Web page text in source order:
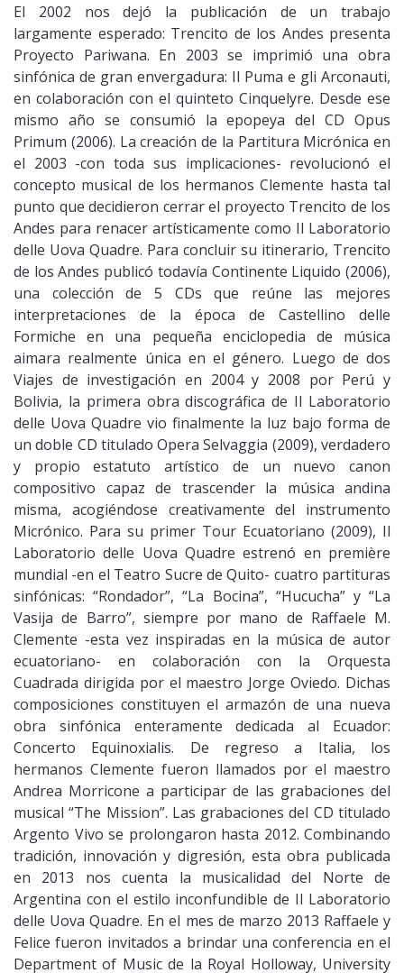
El 2002 nos dejó la publicación de un trabajo
largamente esperado: Trencito de los Andes presenta
Proyecto Pariwana. En 2003 se imprimió una obra
sinfónica de gran envergadura: Il Puma e gli Arconauti,
en colaboración con el quinteto Cinquelyre. Desde ese
mismo año se consumió la epopeya del CD Opus
Primum (2006). La creación de la Partitura Micrónica en
el 2003 -con toda sus implicaciones- revolucionó el
concepto musical de los hermanos Clemente hasta tal
punto que decidieron cerrar el proyecto Trencito de los
Andes para renacer artísticamente como Il Laboratorio
delle Uova Quadre. Para concluir su itinerario, Trencito
de los Andes publicó todavía Continente Liquido (2006),
una colección de 5 CDs que reúne las mejores
interpretaciones de la época de Castellino delle
Formiche en una pequeña enciclopedia de música
aimara realmente única en el género. Luego de dos
Viajes de investigación en 2004 y 2008 por Perú y
Bolivia, la primera obra discográfica de Il Laboratorio
delle Uova Quadre vio finalmente la luz bajo forma de
un doble CD titulado Opera Selvaggia (2009), verdadero
y propio estatuto artístico de un nuevo canon
compositivo capaz de trascender la música andina
misma, acogiéndose creativamente del instrumento
Micrónico. Para su primer Tour Ecuatoriano (2009), Il
Laboratorio delle Uova Quadre estrenó en première
mundial -en el Teatro Sucre de Quito- cuatro partituras
sinfónicas: “Rondador”, “La Bocina”, “Hucucha” y “La
Vasija de Barro”, siempre por mano de Raffaele M.
Clemente -esta vez inspiradas en la música de autor
ecuatoriano- en colaboración con la Orquesta
Cuadrada dirigida por el maestro Jorge Oviedo. Dichas
composiciones constituyen el armazón de una nueva
obra sinfónica enteramente dedicada al Ecuador:
Concerto Equinoxialis. De regreso a Italia, los
hermanos Clemente fueron llamados por el maestro
Andrea Morricone a participar de las grabaciones del
musical “The Mission”. Las grabaciones del CD titulado
Argento Vivo se prolongaron hasta 2012. Combinando
tradición, innovación y digresión, esta obra publicada
en 2013 nos cuenta la musicalidad del Norte de
Argentina con el estilo inconfundible de Il Laboratorio
delle Uova Quadre. En el mes de marzo 2013 Raffaele y
Felice fueron invitados a brindar una conferencia en el
Department of Music de la Royal Holloway, University